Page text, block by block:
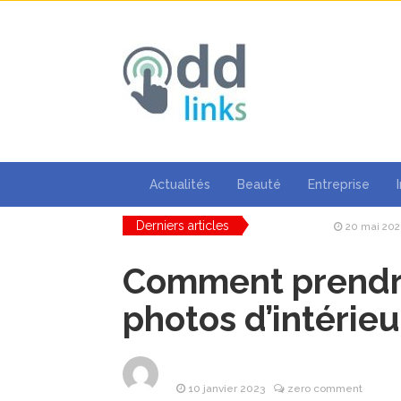
Actualités Beauté Entreprise
Derniers articles 20 mai
18 mai 2026
8 avril 2026
25 mars
25 mars
Comment
photos
10 janvier 2023 zero comment